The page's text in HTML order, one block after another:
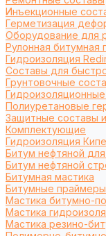
Инъекционные
Герметизация
Оборудование для
Рулонная битумная
Гидроизоляция
Составы для
Грунтовочные
Полиуретановые
Защитные составы
Комплектующие
Гидроизоляция
Битум нефтяной
Битум нефтяной
Битумная мастика
Битумные праймеры
Мастика битумно-
Мастика
Мастика резино-